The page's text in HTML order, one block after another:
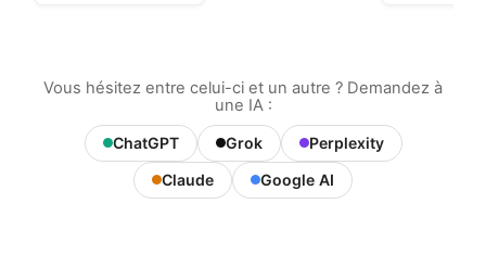
Vous hésitez entre celui-ci et un autre ? Demandez à
une IA :
ChatGPT Grok
Perplexity
Claude
Google AI